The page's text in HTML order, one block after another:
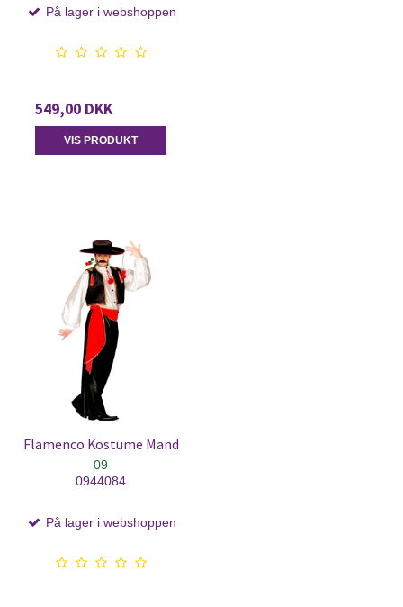
På lager i webshoppen
549,00 DKK
VIS PRODUKT
Flamenco Kostume Mand
09
0944084
På lager i webshoppen